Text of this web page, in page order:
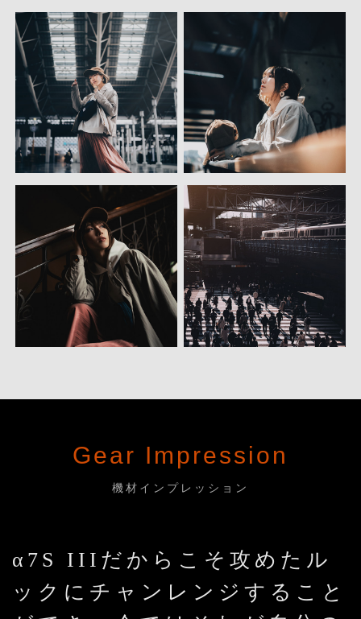
Gear Impression
機材インプレッション
α7S IIIだからこそ攻めたル
ックにチャンレンジすること